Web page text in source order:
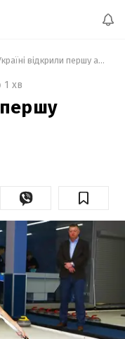
В Україні відкрили першу арену для керлінгу
1 хв
першу